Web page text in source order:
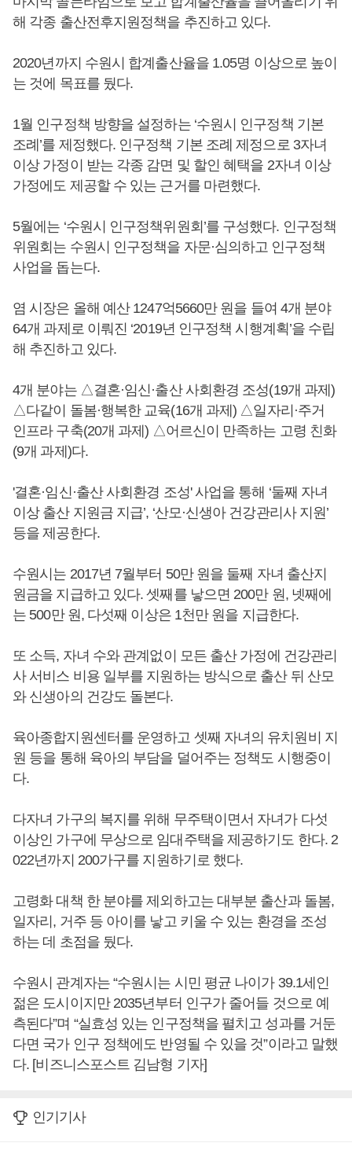
해 각종 출산전후지원정책을 추진하고 있다.
2020년까지 수원시 합계출산율을 1.05명 이상으로 높이
는 것에 목표를 뒀다.
1월 인구정책 방향을 설정하는 ‘수원시 인구정책 기본
조례’를 제정했다. 인구정책 기본 조례 제정으로 3자녀
이상 가정이 받는 각종 감면 및 할인 혜택을 2자녀 이상
가정에도 제공할 수 있는 근거를 마련했다.
5월에는 ‘수원시 인구정책위원회’를 구성했다. 인구정책
위원회는 수원시 인구정책을 자문·심의하고 인구정책
사업을 돕는다.
염 시장은 올해 예산 1247억5660만 원을 들여 4개 분야
64개 과제로 이뤄진 ‘2019년 인구정책 시행계획’을 수립
해 추진하고 있다.
4개 분야는 △결혼·임신·출산 사회환경 조성(19개 과제)
△다같이 돌봄·행복한 교육(16개 과제) △일자리·주거
인프라 구축(20개 과제) △어르신이 만족하는 고령 친화
(9개 과제)다.
'결혼·임신·출산 사회환경 조성' 사업을 통해 ‘둘째 자녀
이상 출산 지원금 지급’, ‘산모·신생아 건강관리사 지원’
등을 제공한다.
수원시는 2017년 7월부터 50만 원을 둘째 자녀 출산지
원금을 지급하고 있다. 셋째를 낳으면 200만 원, 넷째에
는 500만 원, 다섯째 이상은 1천만 원을 지급한다.
또 소득, 자녀 수와 관계없이 모든 출산 가정에 건강관리
사 서비스 비용 일부를 지원하는 방식으로 출산 뒤 산모
와 신생아의 건강도 돌본다.
육아종합지원센터를 운영하고 셋째 자녀의 유치원비 지
원 등을 통해 육아의 부담을 덜어주는 정책도 시행중이
다.
다자녀 가구의 복지를 위해 무주택이면서 자녀가 다섯
이상인 가구에 무상으로 임대주택을 제공하기도 한다. 2
022년까지 200가구를 지원하기로 했다.
고령화 대책 한 분야를 제외하고는 대부분 출산과 돌봄,
일자리, 거주 등 아이를 낳고 키울 수 있는 환경을 조성
하는 데 초점을 뒀다.
수원시 관계자는 “수원시는 시민 평균 나이가 39.1세인
젊은 도시이지만 2035년부터 인구가 줄어들 것으로 예
측된다”며 “실효성 있는 인구정책을 펼치고 성과를 거둔
다면 국가 인구 정책에도 반영될 수 있을 것”이라고 말했
다. [비즈니스포스트 김남형 기자]
인기기사